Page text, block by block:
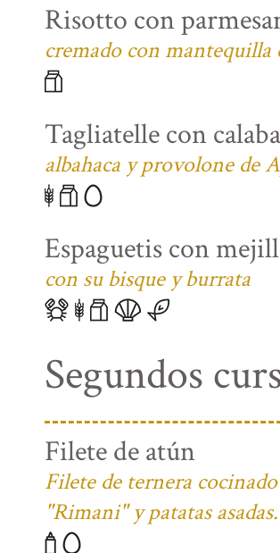
Risotto con
cremado con mantequilla
Tagliatelle con
albahaca y provolone de
Espaguetis con
con su bisque y burrata
Segundos
Filete de atún
Filete de ternera
"Rimani" y patatas asadas.